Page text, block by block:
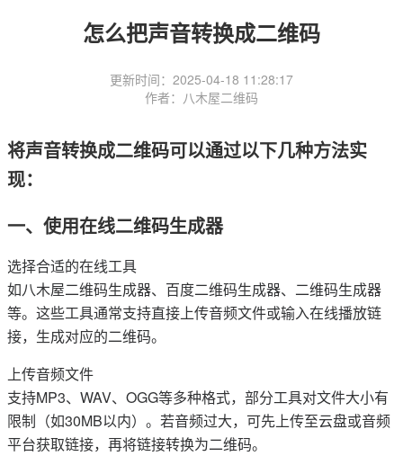
怎么把声音转换成二维码
更新时间：2025-04-18 11:28:17
作者：八木屋二维码
将声音转换成二维码可以通过以下几种方法实
现：
一、使用在线二维码生成器
选择合适的在线工具
如八木屋二维码生成器、百度二维码生成器、二维码生成器
等。这些工具通常支持直接上传音频文件或输入在线播放链
接，生成对应的二维码。
上传音频文件
支持MP3、WAV、OGG等多种格式，部分工具对文件大小有
限制（如30MB以内）。若音频过大，可先上传至云盘或音频
平台获取链接，再将链接转换为二维码。